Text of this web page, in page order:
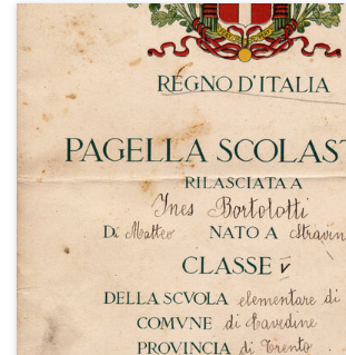
recita in teatro, lo studio nella
del "Signora Maestra" ed
che accompagnano ogni testo
altre informazioni come il
bimba con la bara portata da
donne.